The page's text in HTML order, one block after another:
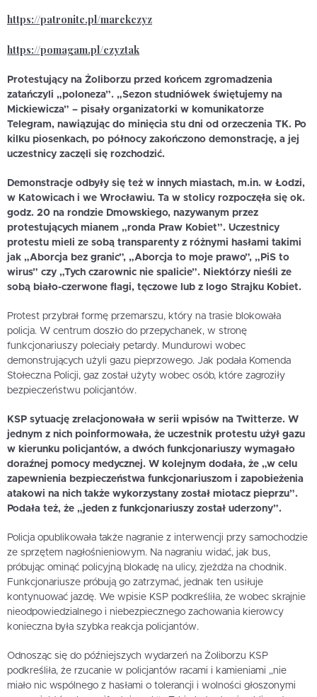
https://patronite.pl/marekczyz
https://pomagam.pl/czyztak
Protestujący na Żoliborzu przed końcem zgromadzenia
zatańczyli „poloneza”. „Sezon studniówek świętujemy na
Mickiewicza” – pisały organizatorki w komunikatorze
Telegram, nawiązując do minięcia stu dni od orzeczenia TK. Po
kilku piosenkach, po północy zakończono demonstrację, a jej
uczestnicy zaczęli się rozchodzić.
Demonstracje odbyły się też w innych miastach, m.in. w Łodzi,
w Katowicach i we Wrocławiu. Ta w stolicy rozpoczęła się ok.
godz. 20 na rondzie Dmowskiego, nazywanym przez
protestujących mianem „ronda Praw Kobiet”. Uczestnicy
protestu mieli ze sobą transparenty z różnymi hasłami takimi
jak „Aborcja bez granic”, „Aborcja to moje prawo”, „PiS to
wirus” czy „Tych czarownic nie spalicie”. Niektórzy nieśli ze
sobą biało-czerwone flagi, tęczowe lub z logo Strajku Kobiet.
Protest przybrał formę przemarszu, który na trasie blokowała
policja. W centrum doszło do przepychanek, w stronę
funkcjonariuszy poleciały petardy. Mundurowi wobec
demonstrujących użyli gazu pieprzowego. Jak podała Komenda
Stołeczna Policji, gaz został użyty wobec osób, które zagroziły
bezpieczeństwu policjantów.
KSP sytuację zrelacjonowała w serii wpisów na Twitterze. W
jednym z nich poinformowała, że uczestnik protestu użył gazu
w kierunku policjantów, a dwóch funkcjonariuszy wymagało
doraźnej pomocy medycznej. W kolejnym dodała, że „w celu
zapewnienia bezpieczeństwa funkcjonariuszom i zapobieżenia
atakowi na nich także wykorzystany został miotacz pieprzu”.
Podała też, że „jeden z funkcjonariuszy został uderzony”.
Policja opublikowała także nagranie z interwencji przy samochodzie
ze sprzętem nagłośnieniowym. Na nagraniu widać, jak bus,
próbując ominąć policyjną blokadę na ulicy, zjeżdża na chodnik.
Funkcjonariusze próbują go zatrzymać, jednak ten usiłuje
kontynuować jazdę. We wpisie KSP podkreśliła, że wobec skrajnie
nieodpowiedzialnego i niebezpiecznego zachowania kierowcy
konieczna była szybka reakcja policjantów.
Odnosząc się do późniejszych wydarzeń na Żoliborzu KSP
podkreśliła, że rzucanie w policjantów racami i kamieniami „nie
miało nic wspólnego z hasłami o tolerancji i wolności głoszonymi